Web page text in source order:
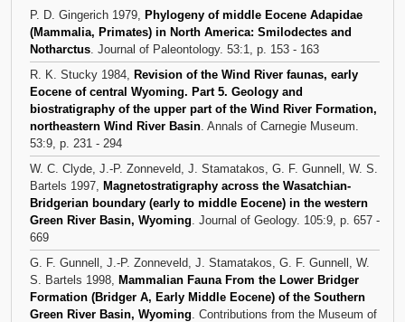
P. D. Gingerich 1979, Phylogeny of middle Eocene Adapidae
(Mammalia, Primates) in North America: Smilodectes and
Notharctus. Journal of Paleontology. 53:1, p. 153 - 163
R. K. Stucky 1984, Revision of the Wind River faunas, early
Eocene of central Wyoming. Part 5. Geology and
biostratigraphy of the upper part of the Wind River Formation,
northeastern Wind River Basin. Annals of Carnegie Museum.
53:9, p. 231 - 294
W. C. Clyde, J.-P. Zonneveld, J. Stamatakos, G. F. Gunnell, W. S.
Bartels 1997, Magnetostratigraphy across the Wasatchian-
Bridgerian boundary (early to middle Eocene) in the western
Green River Basin, Wyoming. Journal of Geology. 105:9, p. 657 -
669
G. F. Gunnell, J.-P. Zonneveld, J. Stamatakos, G. F. Gunnell, W.
S. Bartels 1998, Mammalian Fauna From the Lower Bridger
Formation (Bridger A, Early Middle Eocene) of the Southern
Green River Basin, Wyoming. Contributions from the Museum of